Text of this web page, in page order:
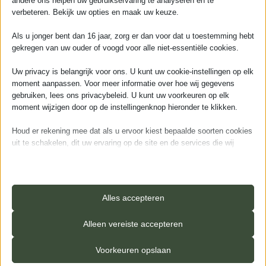
assortiment aan vloerstalen. Bijna alle vloeren op deze
website zijn ook in onze showroom te bezichtigen.
Al 15+ jaar
specialist in de regio
Deallerbesteprijs/kwaliteitverhouding
Tot25 jaar Garantie
Legservicebeschikbaar
verbeteren. Bekijk uw opties en maak uw keuze.
Als u jonger bent dan 16 jaar, zorg er dan voor dat u toestemming hebt
gekregen van uw ouder of voogd voor alle niet-essentiële cookies.
Uw privacy is belangrijk voor ons. U kunt uw cookie-instellingen op elk
moment aanpassen. Voor meer informatie over hoe wij gegevens
gebruiken, lees ons privacybeleid. U kunt uw voorkeuren op elk
moment wijzigen door op de instellingenknop hieronder te klikken.
Houd er rekening mee dat als u ervoor kiest bepaalde soorten cookies
uit te schakelen, dit uw ervaring op de site en de services die wij
Essentieel
Essentiële cookies en services bieden basisfunctionaliteit en zijn
cookies en services vereisen geen toestemming van de gebruiker
Details weergeven
Alles accepteren
Alleen vereiste accepteren
Voorkeuren opslaan